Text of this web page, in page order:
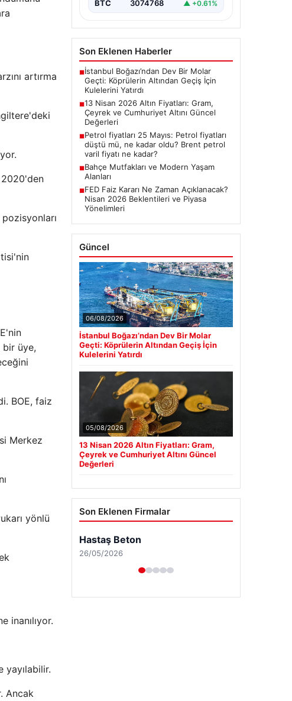
artırma
bir üye,
BOE, faiz
Merkez
yönlü
inanılıyor.
yayılabilir.
Ancak
BTC 3074768 ▲ +0.61%
Son Eklenen Haberler
■İstanbul Boğazı’ndan Dev Bir Molar
Geçti: Köprülerin Altından Geçiş İçin
Kulelerini Yatırdı
■13 Nisan 2026 Altın Fiyatları: Gram,
Çeyrek ve Cumhuriyet Altını Güncel
Değerleri
■Petrol fiyatları 25 Mayıs: Petrol fiyatları
düştü mü, ne kadar oldu? Brent petrol
varil fiyatı ne kadar?
■Bahçe Mutfakları ve Modern Yaşam
Alanları
■FED Faiz Kararı Ne Zaman Açıklanacak?
Nisan 2026 Beklentileri ve Piyasa
Yönelimleri
Güncel
06/08/2026
İstanbul Boğazı’ndan Dev Bir Molar
Geçti: Köprülerin Altından Geçiş İçin
Kulelerini Yatırdı
05/08/2026
13 Nisan 2026 Altın Fiyatları: Gram,
Çeyrek ve Cumhuriyet Altını Güncel
Değerleri
Son Eklenen Firmalar